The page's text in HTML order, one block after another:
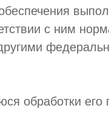
с ним
обработки его